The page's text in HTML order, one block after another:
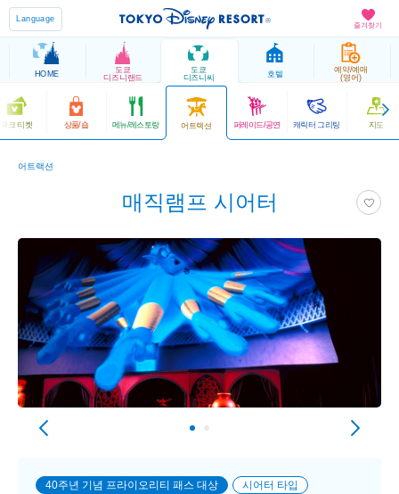
즐겨찾기
Language
HOME
도쿄
디즈니랜드
도쿄
디즈니씨
호텔
예약/예매
(영어)
파크 티켓 상품/숍 메뉴/레스토랑 어트랙션 퍼레이드/공연 캐릭터 그리팅 지도
어트랙션
매직램프 시어터
40주년 기념 프라이오리티 패스 대상 시어터 타입